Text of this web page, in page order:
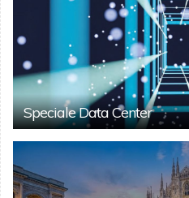
Speciale Data Center